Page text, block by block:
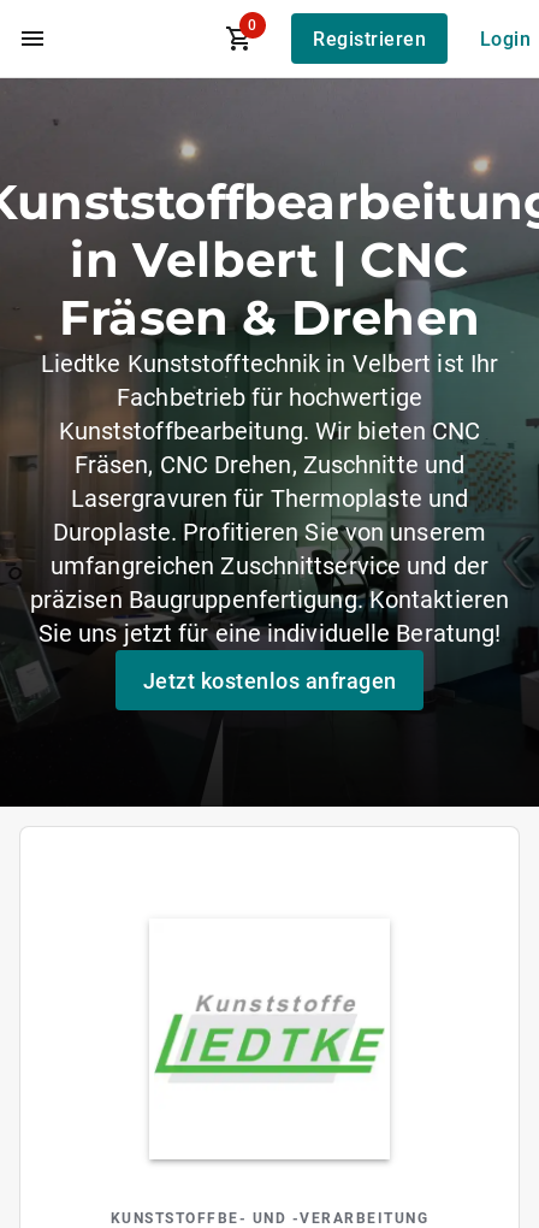
Zum Hauptinhalt
0
Registrieren Login
in Velbert | CNC
Fräsen & Drehen
Liedtke Kunststofftechnik in Velbert ist Ihr
Fachbetrieb für hochwertige
Kunststoffbearbeitung. Wir bieten CNC
Fräsen, CNC Drehen, Zuschnitte und
Lasergravuren für Thermoplaste und
Duroplaste. Profitieren Sie von unserem
umfangreichen Zuschnittservice und der
präzisen Baugruppenfertigung. Kontaktieren
Sie uns jetzt für eine individuelle Beratung!
Jetzt kostenlos anfragen
KUNSTSTOFFBE- UND -VERARBEITUNG